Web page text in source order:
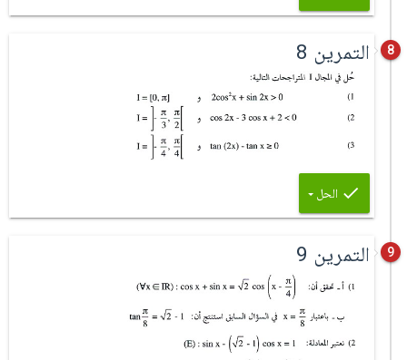
8 التمرين 8
الحل
9 التمرين 9